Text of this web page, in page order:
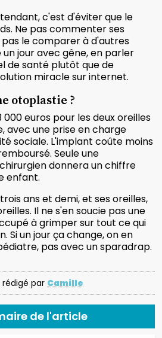
c'est d'éviter que le
Ne pas commenter ses
le comparer à d'autres
jour avec gêne, en parler
de santé plutôt que de
miracle sur internet.
otoplastie ?
euros pour les deux oreilles
avec une prise en charge
sociale. L'implant coûte moins
Seule une
donnera un chiffre
enfant.
ans et demi, et ses oreilles,
Il ne s'en soucie pas une
à grimper sur tout ce qui
Si un jour ça change, on en
pas avec un sparadrap.
par Camille
de l'article